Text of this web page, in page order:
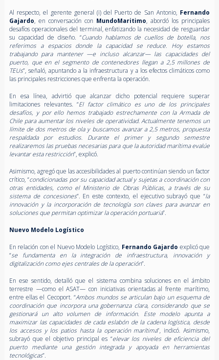
Al respecto, el gerente general (i) del Puerto de San Antonio, Fernando
Gajardo, en conversación con MundoMaritimo, abordó los principales
desafíos operacionales del terminal, enfatizando la necesidad de resguardar
su capacidad de diseño. “Cuando hablamos de cuellos de botella, nos
referimos a espacios donde la capacidad se reduce. Hoy estamos
trabajando para mantener —e incluso alcanzar— las capacidades del
puerto, que en el segmento de contenedores llegan a 2,5 millones de
TEUs”, señaló, apuntando a la infraestructura y a los efectos climáticos como
las principales restricciones que enfrenta la operación.
En esa línea, advirtió que alcanzar dicho potencial requiere superar
limitaciones relevantes. “El factor climático es uno de los principales
desafíos, y por ello hemos trabajado estrechamente con la Armada de
Chile para aumentar los niveles de operatividad. Actualmente tenemos un
límite de dos metros de ola y buscamos avanzar a 2,5 metros, propuesta
respaldada por estudios. Durante el primer y segundo semestre
realizaremos las pruebas necesarias para que la autoridad marítima evalúe
levantar esta restricción”, explicó.
Asimismo, agregó que las accesibilidades al puerto continúan siendo un factor
crítico, “condicionadas por su capacidad actual y sujetas a coordinación con
otras entidades, como el Ministerio de Obras Públicas, a través de su
sistema de concesiones”. En este contexto, el ejecutivo subrayó que “la
innovación y la incorporación de tecnología son claves para avanzar en
soluciones que permitan optimizar la operación portuaria”.
Nuevo Modelo Logístico
En relación con el Nuevo Modelo Logístico, Fernando Gajardo explicó que
“se fundamenta en la integración de infraestructura, innovación y
digitalización como ejes centrales de la operación”.
En ese sentido, detalló que el sistema combina soluciones en el ámbito
terrestre —como el ASAT— con iniciativas orientadas al frente marítimo,
entre ellas el Cecoport. “Ambos mundos se articulan bajo un esquema de
coordinación que incorpora una gobernanza clara, considerando que se
gestionará un alto volumen de información. Este modelo apunta a
maximizar las capacidades de cada eslabón de la cadena logística, desde
los accesos y los patios hasta la operación marítima”, indicó. Asimismo,
subrayó que el objetivo principal es “elevar los niveles de eficiencia del
puerto mediante una gestión integrada y apoyada en herramientas
tecnológicas”.